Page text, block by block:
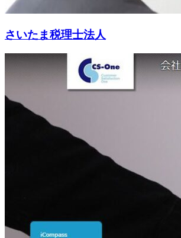
さいたま税理士法人